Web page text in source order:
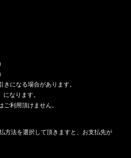
になる場合があります。
なります。
利用頂けません。
方法を選択して頂きますと、お支払先が